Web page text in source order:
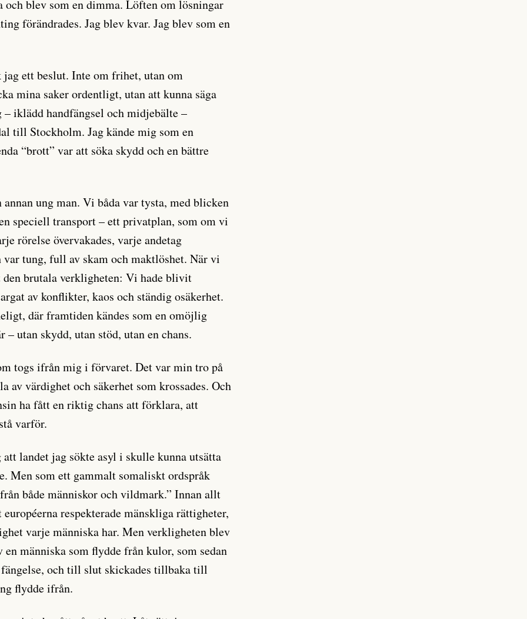
och blev som en dimma. Löften om lösningar
förändrades. Jag blev kvar. Jag blev som en
ett beslut. Inte om frihet, utan om
mina saker ordentligt, utan att kunna säga
iklädd handfängsel och midjebälte –
till Stockholm. Jag kände mig som en
“brott” var att söka skydd och en bättre
ung man. Vi båda var tysta, med blicken
speciell transport – ett privatplan, som om vi
rörelse övervakades, varje andetag
var tung, full av skam och maktlöshet. När vi
den brutala verkligheten: Vi hade blivit
av konflikter, kaos och ständig osäkerhet.
där framtiden kändes som en omöjlig
– utan skydd, utan stöd, utan en chans.
togs ifrån mig i förvaret. Det var min tro på
av värdighet och säkerhet som krossades. Och
ha fått en riktig chans att förklara, att
varför.
landet jag sökte asyl i skulle kunna utsätta
Men som ett gammalt somaliskt ordspråk
både människor och vildmark.” Innan allt
respekterade mänskliga rättigheter,
varje människa har. Men verkligheten blev
en människa som flydde från kulor, som sedan
och till slut skickades tillbaka till
flydde ifrån.